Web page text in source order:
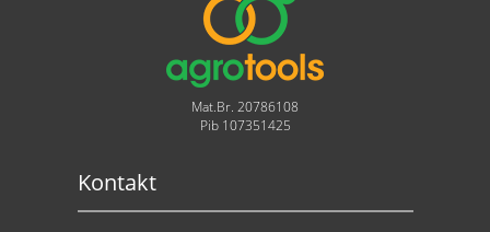
Mat.Br. 20786108
Pib 107351425
Kontakt